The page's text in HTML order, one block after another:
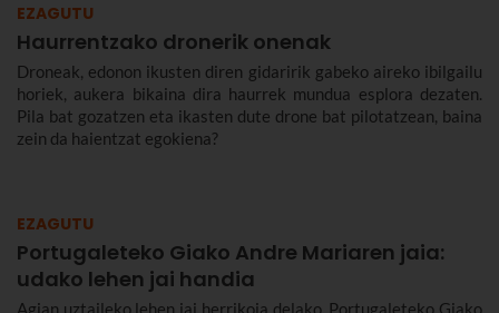
EZAGUTU
Haurrentzako dronerik onenak
Droneak, edonon ikusten diren gidaririk gabeko aireko ibilgailu
horiek, aukera bikaina dira haurrek mundua esplora dezaten.
Pila bat gozatzen eta ikasten dute drone bat pilotatzean, baina
zein da haientzat egokiena?
EZAGUTU
Portugaleteko Giako Andre Mariaren jaia:
udako lehen jai handia
Agian uztaileko lehen jai herrikoia delako, Portugaleteko Giako